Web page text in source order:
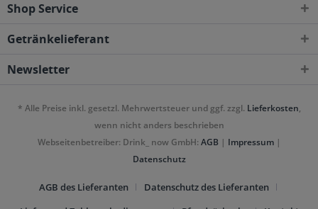
Shop Service
Getränkelieferant
Newsletter
* Alle Preise inkl. gesetzl. Mehrwertsteuer und ggf. zzgl. Lieferkosten,
wenn nicht anders beschrieben
Webseitenbetreiber: Drink_ now GmbH: AGB | Impressum|
Datenschutz
AGB des Lieferanten
Datenschutz des Lieferanten